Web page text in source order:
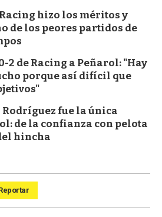
hizo los méritos y
de los peores partidos de
2 de Racing a Peñarol: "Hay
porque así difícil que
Rodríguez fue la única
de la confianza con pelota
hincha